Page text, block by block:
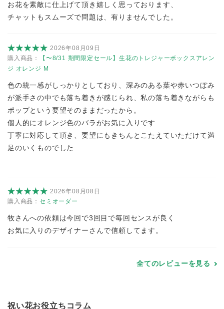
お花を素敵に仕上げて頂き嬉しく思っております、
チャットもスムーズで問題は、有りませんでした。
2026年08月09日
購入商品：
【〜8/31 期間限定セール】生花のトレジャーボックスアレン
ジ オレンジ M
色の統一感がしっかりとしており、深みのある葉や赤いつぼみ
が派手さの中でも落ち着きが感じられ、私の落ち着きながらも
ポップという要望そのままだったから。
個人的にオレンジ色のバラがお気に入りです
丁寧に対応して頂き、要望にもきちんとこたえていただけて満
足のいくものでした
2026年08月08日
購入商品： セミオーダー
牧さんへの依頼は今回で3回目で毎回センスが良く
お気に入りのデザイナーさんで信頼してます。
全てのレビューを見る
祝い花お役立ちコラム